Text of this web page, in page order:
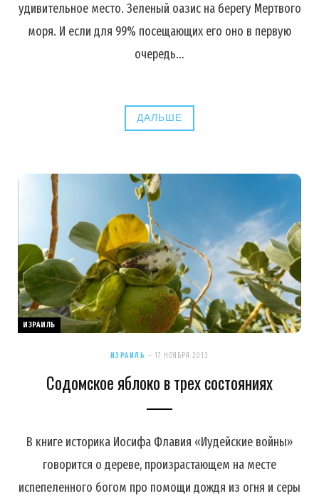
удивительное место. Зеленый оазис на берегу Мертвого
моря. И если для 99% посещающих его оно в первую
очередь…
ДАЛЬШЕ
ИЗРАИЛЬ
ИЗРАИЛЬ 17 НОЯБРЯ 2013
Содомское яблоко в трех состояниях
В книге историка Иосифа Флавия «Иудейские войны»
говорится о дереве, произрастающем на месте
испепеленного богом про помощи дождя из огня и серы